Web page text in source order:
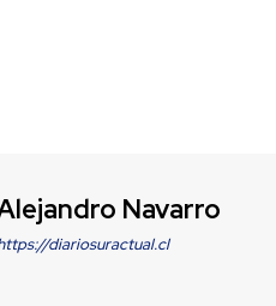
Navarro
diariosuractual.cl